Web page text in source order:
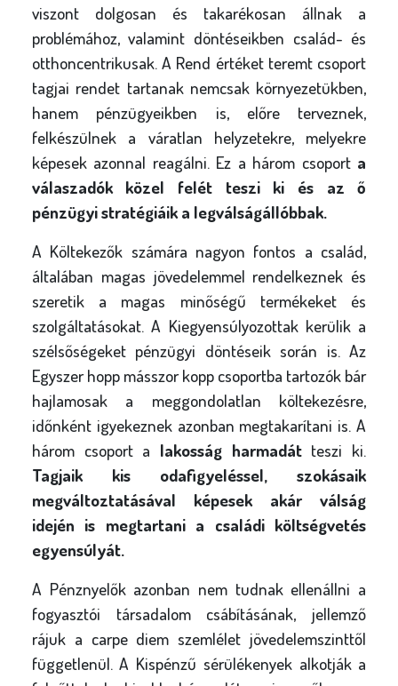
viszont dolgosan és takarékosan állnak a
problémához, valamint döntéseikben család- és
otthoncentrikusak. A Rend értéket teremt csoport
tagjai rendet tartanak nemcsak környezetükben,
hanem pénzügyeikben is, előre terveznek,
felkészülnek a váratlan helyzetekre, melyekre
képesek azonnal reagálni. Ez a három csoport a
válaszadók közel felét teszi ki és az ő
pénzügyi stratégiáik a legválságállóbbak.
A Költekezők számára nagyon fontos a család,
általában magas jövedelemmel rendelkeznek és
szeretik a magas minőségű termékeket és
szolgáltatásokat. A Kiegyensúlyozottak kerülik a
szélsőségeket pénzügyi döntéseik során is. Az
Egyszer hopp másszor kopp csoportba tartozók bár
hajlamosak a meggondolatlan költekezésre,
időnként igyekeznek azonban megtakarítani is. A
három csoport a lakosság harmadátteszi ki.
Tagjaik kis odafigyeléssel, szokásaik
megváltoztatásával képesek akár válság
idején is megtartani a családi költségvetés
egyensúlyát.
A Pénznyelők azonban nem tudnak ellenállni a
fogyasztói társadalom csábításának, jellemző
rájuk a carpe diem szemlélet jövedelemszinttől
függetlenül. A Kispénzű sérülékenyek alkotják a